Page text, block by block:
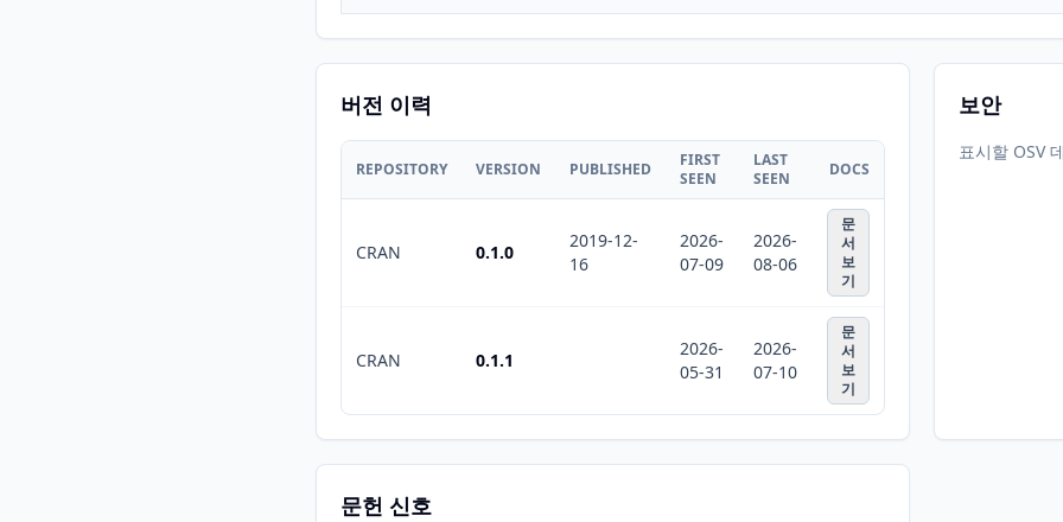
버전 이력
REPOSITORY VERSION PUBLISHED
FIRST
SEEN
LAST
SEEN
DOCS
CRAN 0.1.0
2019-12-
16
2026-
07-09
2026-
08-06
문
서
보
기
CRAN 0.1.1
2026-
05-31
2026-
07-10
문
서
보
기
보안
표시할 OSV
문헌 신호